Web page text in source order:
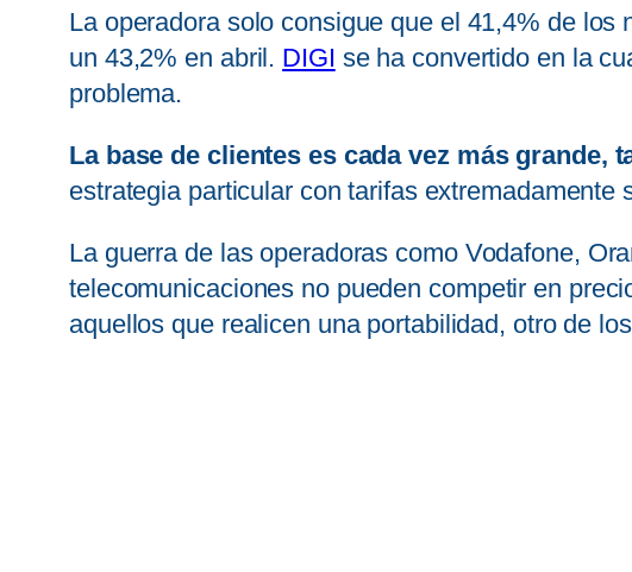
La operadora solo consigue que el 41,4% de
un 43,2% en abril. DIGI se ha convertido en la
problema.
La base de clientes es cada vez más grande,
estrategia particular con tarifas
La guerra de las operadoras como Vodafone,
telecomunicaciones no pueden competir en
aquellos que realicen una portabilidad, otro de